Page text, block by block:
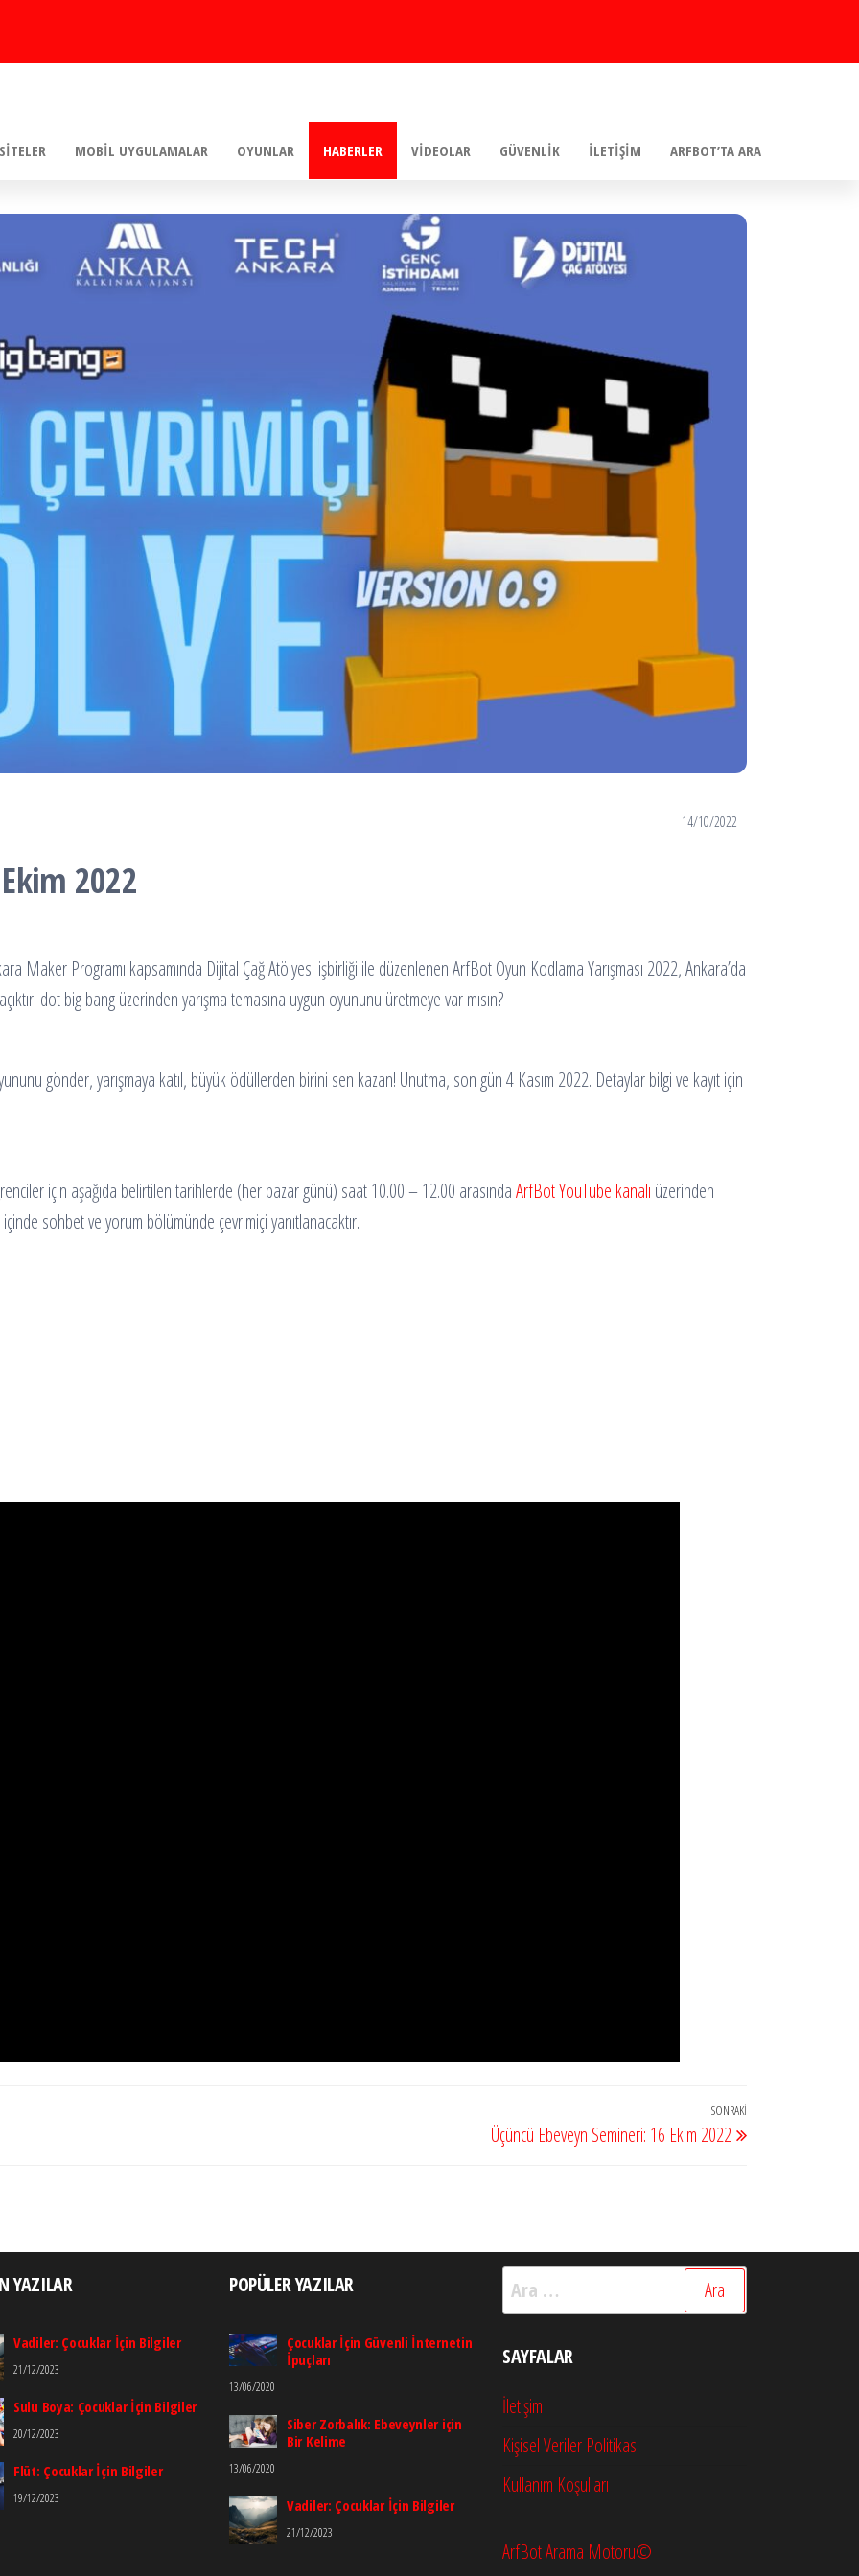
MOBIL UYGULAMALAR OYUNLAR HABERLER VIDEOLAR GÜVENLIK İLETIŞIM ARFBOT’TA ARA
14/10/2022
2022
Maker Programı kapsamında Dijital Çağ Atölyesi işbirliği ile düzenlenen ArfBot Oyun Kodlama Yarışması 2022, Ankara’da
dot big bang üzerinden yarışma temasına uygun oyununu üretmeye var mısın?
gönder, yarışmaya katıl, büyük ödüllerden birini sen kazan! Unutma, son gün 4 Kasım 2022. Detaylar bilgi ve kayıt için
için aşağıda belirtilen tarihlerde (her pazar günü) saat 10.00 – 12.00 arasındaArfBot YouTube kanalı üzerinden
sohbet ve yorum bölümünde çevrimiçi yanıtlanacaktır.
Yazı
SONRAKI
Üçüncü Ebeveyn Semineri: 16 Ekim 2022
YAZILAR
Vadiler: Çocuklar İçin Bilgiler
21/12/2023
Sulu Boya: Çocuklar İçin Bilgiler
20/12/2023
Flüt: Çocuklar İçin Bilgiler
19/12/2023
POPÜLER YAZILAR
Çocuklar İçin Güvenli İnternetin
İpuçları
13/06/2020
Siber Zorbalık: Ebeveynler için
Bir Kelime
13/06/2020
Vadiler: Çocuklar İçin Bilgiler
21/12/2023
Arama:
SAYFALAR
İletişim
Kişisel Veriler Politikası
Kullanım Koşulları
ArfBot Arama Motoru©